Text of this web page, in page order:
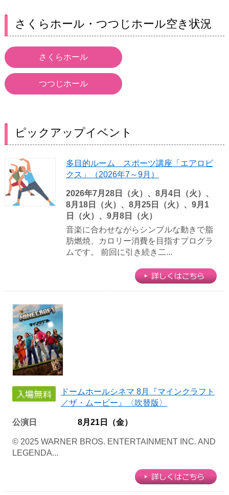
さくらホール・つつじホール空き状況
さくらホール
つつじホール
ピックアップイベント
多目的ルーム スポーツ講座「エアロビ
クス」（2026年7～9月）
2026年7月28日（火）、8月4日（火）、
8月18日（火）、8月25日（火）、9月1
日（火）、9月8日（火）
音楽に合わせながらシンプルな動きで脂
肪燃焼、カロリー消費を目指すプログラ
ムです。 前回に引き続き二...
ドームホールシネマ 8月『マインクラフト
／ザ・ムービー』〈吹替版〉
公演日 8月21日（金）
© 2025 WARNER BROS. ENTERTAINMENT INC. AND
LEGENDA...